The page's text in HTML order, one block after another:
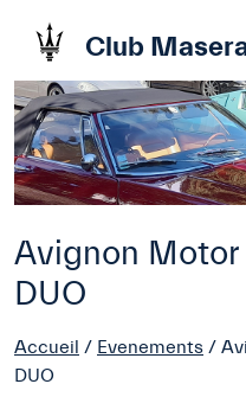
Club
Avignon Motor
DUO
Accueil / Evenements /
DUO